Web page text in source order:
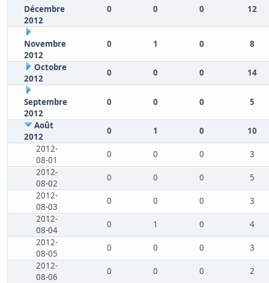
Décembre
2012
0 0 0 12
Novembre
2012
0 1 0 8
Octobre
2012
0 0 0 14
Septembre
2012
0 0 0 5
Août
2012
0 1 0
10
2012-
08-01
0 0 0
3
2012-
08-02
0 0 0
5
2012-
08-03
0 0 0
3
2012-
08-04
0 1 0
4
2012-
08-05
0 0 0
3
2012-
08-06
0 0 0
2